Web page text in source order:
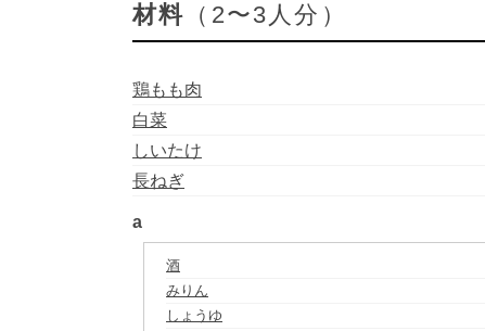
材料 （2〜3人分）
鶏もも肉
白菜
しいたけ
長ねぎ
a
酒
みりん
しょうゆ